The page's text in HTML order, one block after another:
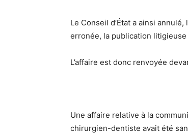
Le Conseil d’État a ainsi
erronée, la publication
L’affaire est donc renvoyée
Une affaire relative à la
chirurgien-dentiste avait été